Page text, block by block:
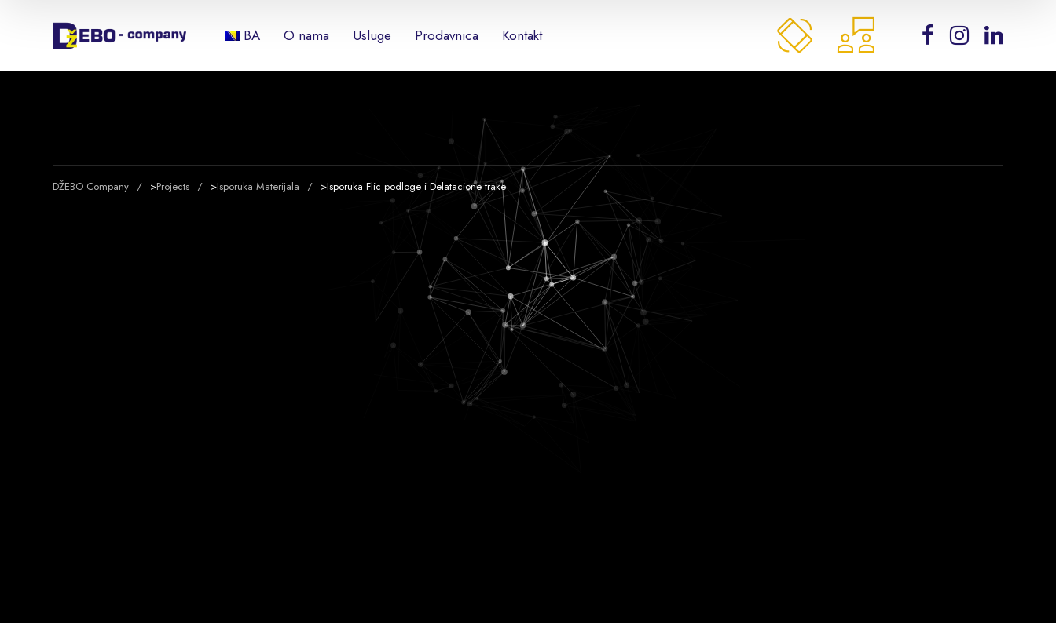
BA O nama Usluge Prodavnica Kontakt
DŽEBO Company >Projects >Isporuka Materijala >Isporuka Flic podloge i Delatacione trake